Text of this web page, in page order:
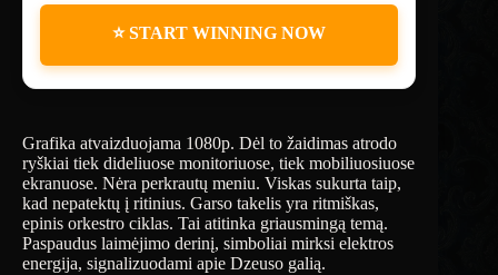
⭐ START WINNING NOW
Grafika atvaizduojama 1080p. Dėl to žaidimas atrodo
ryškiai tiek dideliuose monitoriuose, tiek mobiliuosiuose
ekranuose. Nėra perkrautų meniu. Viskas sukurta taip,
kad nepatektų į ritinius. Garso takelis yra ritmiškas,
epinis orkestro ciklas. Tai atitinka griausmingą temą.
Paspaudus laimėjimo derinį, simboliai mirksi elektros
energija, signalizuodami apie Dzeuso galią.